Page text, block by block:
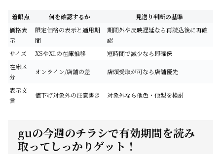
着眼点 何を確認するか
見送り判断の基準
価格表
示
限定価格の表示と適用期
間
期間外や反映遅延なら再読込後に再確
認
サイズ
XSやXLの在庫推移
短時間で減少なら即確保
在庫区
分
オンライン/店舗の差 店頭受取が可なら店舗優先
表示文
言
値下げ対象外の注意書き 対象外なら他色・他型を検討
guの今週のチラシで有効期間を読み
取ってしっかりゲット！